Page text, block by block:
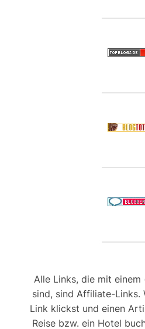
Alle Links, die mit
sind, sind Affiliate-Links.
Link klickst und einen
Reise bzw. ein Hotel